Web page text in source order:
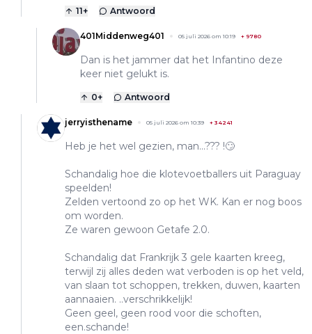
11+ Antwoord
401Middenweg401 05 juli 2026 om 10:19 + 9780
Dan is het jammer dat het Infantino deze
keer niet gelukt is.
0+ Antwoord
jerryisthename 05 juli 2026 om 10:39 + 34241
Heb je het wel gezien, man...??? !🙄
Schandalig hoe die klotevoetballers uit Paraguay
speelden!
Zelden vertoond zo op het WK. Kan er nog boos
om worden.
Ze waren gewoon Getafe 2.0.
Schandalig dat Frankrijk 3 gele kaarten kreeg,
terwijl zij alles deden wat verboden is op het veld,
van slaan tot schoppen, trekken, duwen, kaarten
aannaaien. ..verschrikkelijk!
Geen geel, geen rood voor die schoften,
een.schande!